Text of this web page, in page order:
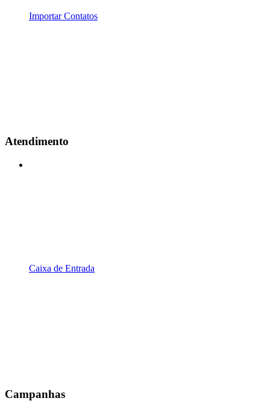
Importar Contatos
Atendimento
Caixa de Entrada
Campanhas